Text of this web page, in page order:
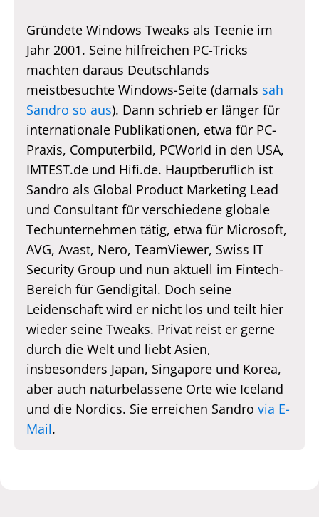
Gründete Windows Tweaks als Teenie im
Jahr 2001. Seine hilfreichen PC-Tricks
machten daraus Deutschlands
meistbesuchte Windows-Seite (damals sah
Sandro so aus). Dann schrieb er länger für
internationale Publikationen, etwa für PC-
Praxis, Computerbild, PCWorld in den USA,
IMTEST.de und Hifi.de. Hauptberuflich ist
Sandro als Global Product Marketing Lead
und Consultant für verschiedene globale
Techunternehmen tätig, etwa für Microsoft,
AVG, Avast, Nero, TeamViewer, Swiss IT
Security Group und nun aktuell im Fintech-
Bereich für Gendigital. Doch seine
Leidenschaft wird er nicht los und teilt hier
wieder seine Tweaks. Privat reist er gerne
durch die Welt und liebt Asien,
insbesonders Japan, Singapore und Korea,
aber auch naturbelassene Orte wie Iceland
und die Nordics. Sie erreichen Sandro via E-
Mail.